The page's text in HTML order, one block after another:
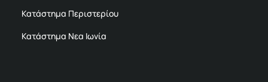
Κατάστημα Περιστερίου
Κατάστημα Νεα Ιωνία